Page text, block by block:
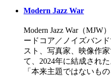
Modern Jazz War
Modern Jazz War（MJW
ードコア／ノイズバン
スト、写真家、映像作
て、2024年に結成され
「本来主題ではないも